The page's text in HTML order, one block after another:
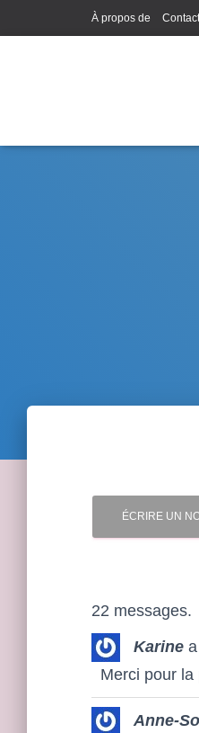
À propos de Contact
22 messages.
Karine
Merci pour la
Anne-